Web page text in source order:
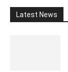
Latest News